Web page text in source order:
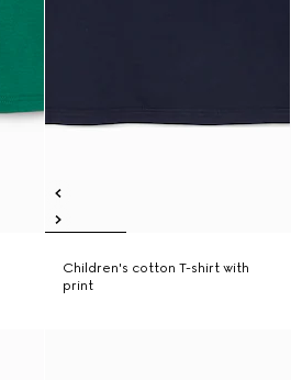
Children's cotton T-shirt with
print